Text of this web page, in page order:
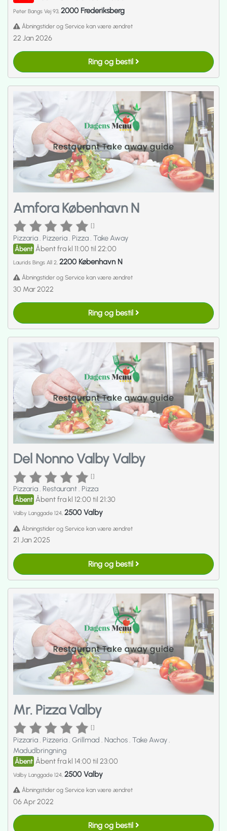
Peter Bangs Vej 93, 2000 Frederiksberg
Åbningstider og Service kan være ændret
22 Jan 2026
Ring og bestil
Amfora København N
[]
Pizzaria. Pizzeria. Pizza. Take Away
Åbent Åbent fra kl 11:00 til 22:00
Laurids Bings All 2, 2200 København N
Åbningstider og Service kan være ændret
30 Mar 2022
Ring og bestil
Del Nonno Valby Valby
[]
Pizzaria. Restaurant. Pizza
Åbent Åbent fra kl 12:00 til 21:30
Valby Langgade 124, 2500 Valby
Åbningstider og Service kan være ændret
21 Jan 2025
Ring og bestil
Mr. Pizza Valby
[]
Pizzaria. Pizzeria. Grillmad . Nachos. Take Away.
Madudbringning
Åbent Åbent fra kl 14:00 til 23:00
Valby Langgade 124, 2500 Valby
Åbningstider og Service kan være ændret
06 Apr 2022
Ring og bestil